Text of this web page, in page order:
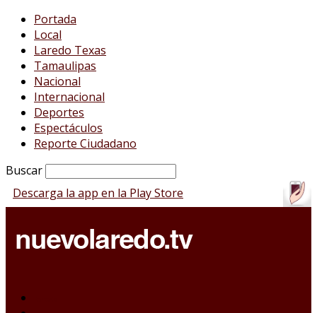
Portada
Local
Laredo Texas
Tamaulipas
Nacional
Internacional
Deportes
Espectáculos
Reporte Ciudadano
Buscar
Descarga la app en la Play Store